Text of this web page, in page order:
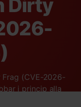
Dirty
(CVE-2026-
i princip alla